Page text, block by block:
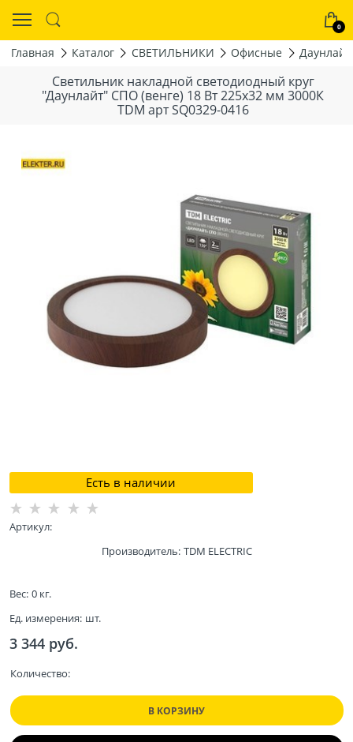
0
Главная Каталог СВЕТИЛЬНИКИ Офисные
Светильник накладной светодиодный круг
"Даунлайт" СПО (венге) 18 Вт 225x32 мм 3000К
TDM арт SQ0329-0416
Есть в наличии
Артикул:
Производитель: TDM ELECTRIC
Вес: 0 кг.
Ед. измерения: шт.
3 344 руб.
Количество:
В КОРЗИНУ